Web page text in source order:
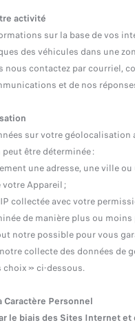
activité
sur la base de vos
des véhicules dans une
nous contactez par courriel,
et de nos
sur votre géolocalisation
être déterminée :
une adresse, une ville ou
Appareil ;
collectée avec votre
de manière plus ou
notre possible pour vous
collecte des données
choix » ci-dessous.
Caractère Personnel
le biais des Sites Internet